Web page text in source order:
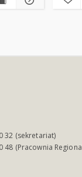
32 (sekretariat)
48 (Pracownia